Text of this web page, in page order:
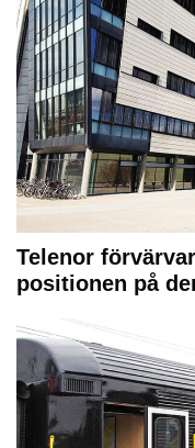
Telenor
positionen på